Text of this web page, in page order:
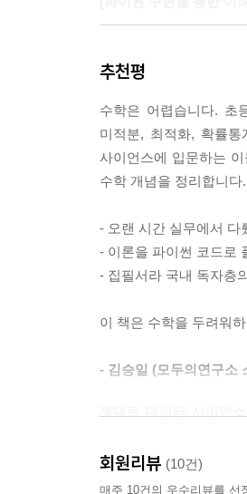
파이썬 코드로 구현합
합니다.
[연습 문제 300여 문항]
나오는 수식의 일부를
이 책에서 다루는 파이
_ 아이파이썬(IPython)
_ 맷플롯립(matplotlib)
_ 피지엠파이(pgmpy)
추천평
수학은 어렵습니다. 초
미적분, 최적화, 확률
사이언스에 입문하는
수학 개념을 정리합니
- 오랜 시간 실무에서 다
- 이론을 파이썬 코드로
- 집필서라 국내 독자층
이 책은 수학을 두려워
- 김승일 (모두의연구소
이론까지를 현실 문제
것이 확실합니다.
회원리뷰 (10건)
매주 10건의 우수리뷰를 선